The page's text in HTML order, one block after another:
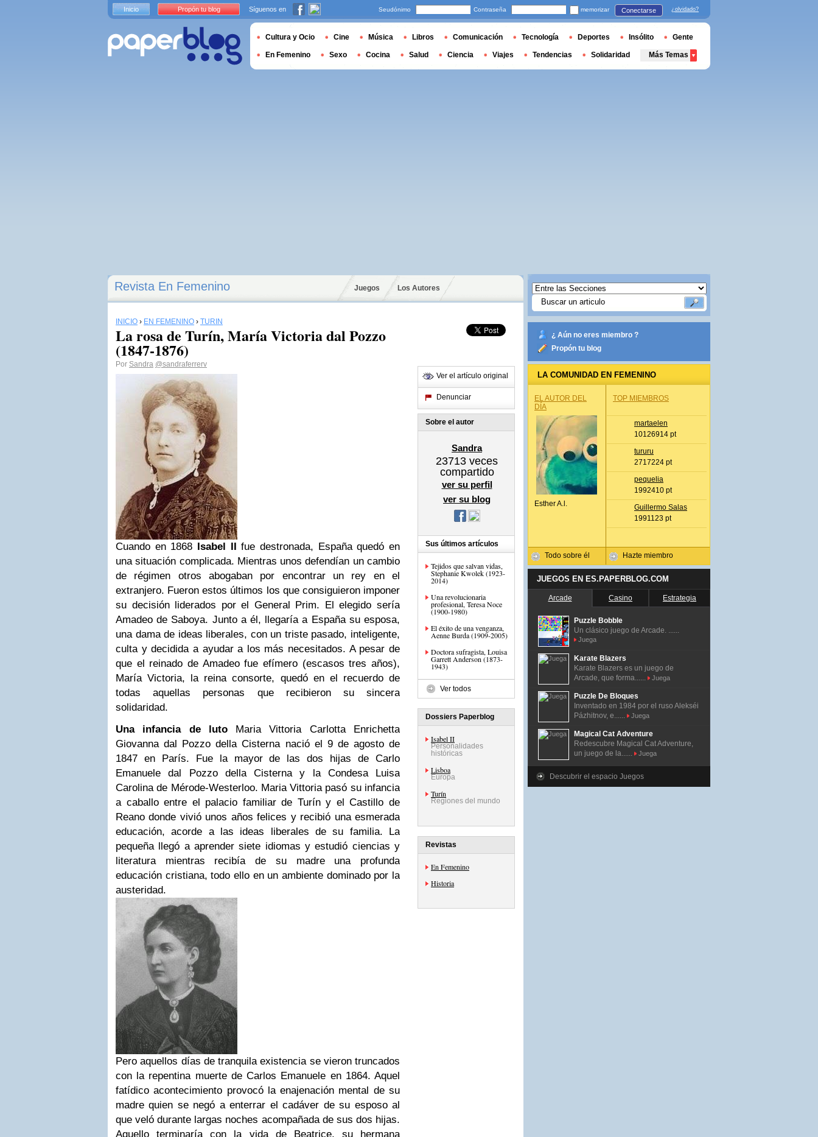
Revista En Femenino Juegos Los Autores
INICIO › EN FEMENINO › TURÍN
La rosa de Turín, María Victoria dal Pozzo
(1847-1876)
Por Sandra @sandraferrerv
Cuando en 1868 Isabel II fue destronada, España quedó en
una situación complicada. Mientras unos defendían un cambio
de régimen otros abogaban por encontrar un rey en el
extranjero. Fueron estos últimos los que consiguieron imponer
su decisión liderados por el General Prim. El elegido sería
Amadeo de Saboya. Junto a él, llegaría a España su esposa,
una dama de ideas liberales, con un triste pasado, inteligente,
culta y decidida a ayudar a los más necesitados. A pesar de
que el reinado de Amadeo fue efímero (escasos tres años),
María Victoria, la reina consorte, quedó en el recuerdo de
todas aquellas personas que recibieron su sincera
solidaridad.
Una infancia de luto
Maria Vittoria Carlotta Enrichetta
Giovanna dal Pozzo della Cisterna nació el 9 de agosto de
1847 en París. Fue la mayor de las dos hijas de Carlo
Emanuele dal Pozzo della Cisterna y la Condesa Luisa
Carolina de Mérode-Westerloo. Maria Vittoria pasó su infancia
a caballo entre el palacio familiar de Turín y el Castillo de
Reano donde vivió unos años felices y recibió una esmerada
educación, acorde a las ideas liberales de su familia. La
pequeña llegó a aprender siete idiomas y estudió ciencias y
literatura mientras recibía de su madre una profunda
educación cristiana, todo ello en un ambiente dominado por la
austeridad.
Pero aquellos días de tranquila existencia se vieron truncados
con la repentina muerte de Carlos Emanuele en 1864. Aquel
fatídico acontecimiento provocó la enajenación mental de su
madre quien se negó a enterrar el cadáver de su esposo al
que veló durante largas noches acompañada de sus dos hijas.
Aquello terminaría con la vida de Beatrice, su hermana
Ver el artículo original
Denunciar
Sobre el autor
Sandra
23713 veces
compartido
ver su perfil
ver su blog
Sus últimos artículos
Tejidos que salvan vidas,
Stephanie Kwolek (1923-
2014)
Una revolucionaria
profesional, Teresa Noce
(1900-1980)
El éxito de una venganza,
Aenne Burda (1909-2005)
Doctora sufragista, Louisa
Garrett Anderson (1873-
1943)
Ver todos
Dossiers Paperblog
Isabel II
Personalidades
históricas
Lisboa
Europa
Turín
Regiones del mundo
Revistas
En Femenino
Historia
¿ Aún no eres miembro ?
Propón tu blog
LA COMUNIDAD EN FEMENINO
EL AUTOR DEL
DÍA
Esther A.l.
Todo sobre él
TOP MIEMBROS
martaelen
10126914 pt
tururu
2717224 pt
pequelia
1992410 pt
Guillermo Salas
1991123 pt
Hazte miembro
JUEGOS EN ES.PAPERBLOG.COM
Arcade Casino Estrategia
Puzzle Bobble
Un clásico juego de Arcade. ......
Juega
Karate Blazers
Karate Blazers es un juego de
Arcade, que forma......
Juega
Puzzle De Bloques
Inventado en 1984 por el ruso Alekséi
Pázhitnov, e......
Juega
Magical Cat Adventure
Redescubre Magical Cat Adventure,
un juego de la......
Juega
Descubrir el espacio Juegos
Inicio Propón tu blog Síguenos en Seudónimo Contraseña memorizar Conectarse ¿olvidado?
Cultura y Ocio Cine Música Libros Comunicación Tecnología Deportes Insólito Gente
En Femenino Sexo Cocina Salud Ciencia Viajes Tendencias Solidaridad Más Temas